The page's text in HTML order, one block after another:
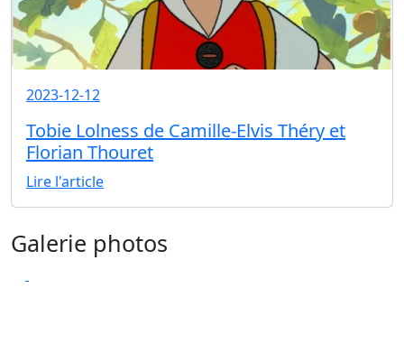
2023-12-12
Tobie Lolness de Camille-Elvis Théry et
Florian Thouret
Lire l'article
Galerie photos